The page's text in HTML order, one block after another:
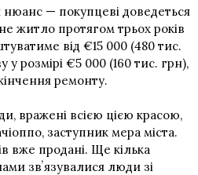
нюанс — покупцеві доведеться
житло протягом трьох років
від €15 000 (480 тис.
у розмірі €5 000 (160 тис. грн),
ремонту.
вражені всією цією красою,
заступник мера міста.
вже продані. Ще кілька
звʼязувалися люди зі